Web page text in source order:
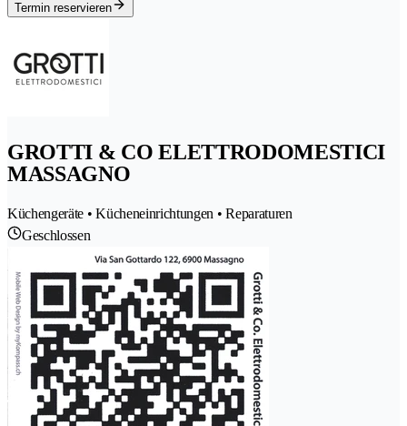
Termin reservieren
GROTTI & CO ELETTRODOMESTICI
MASSAGNO
Küchengeräte • Kücheneinrichtungen • Reparaturen
Geschlossen